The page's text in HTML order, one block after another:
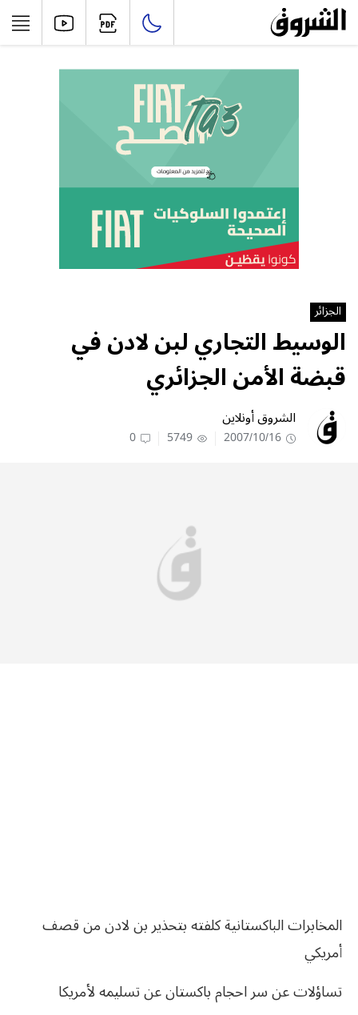
الجزائر
الوسيط التجاري لبن لادن في
قبضة الأمن الجزائري
الشروق أونلاين
2007/10/16
5749
0
المخابرات الباكستانية كلفته بتحذير بن لادن من قصف
أمريكي
تساؤلات عن سر احجام باكستان عن تسليمه لأمريكا